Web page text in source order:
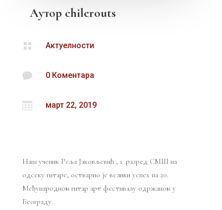
Аутор chilerouts
 Актуелности
 0 Коментара
 март 22, 2019
Наш ученик Реља Јаковљевић , 1 .разред СМШ на
одсеку гитаре, остварио је велики успех на 20.
Међународном гитар арт фестивалу одржаном у
Београду.